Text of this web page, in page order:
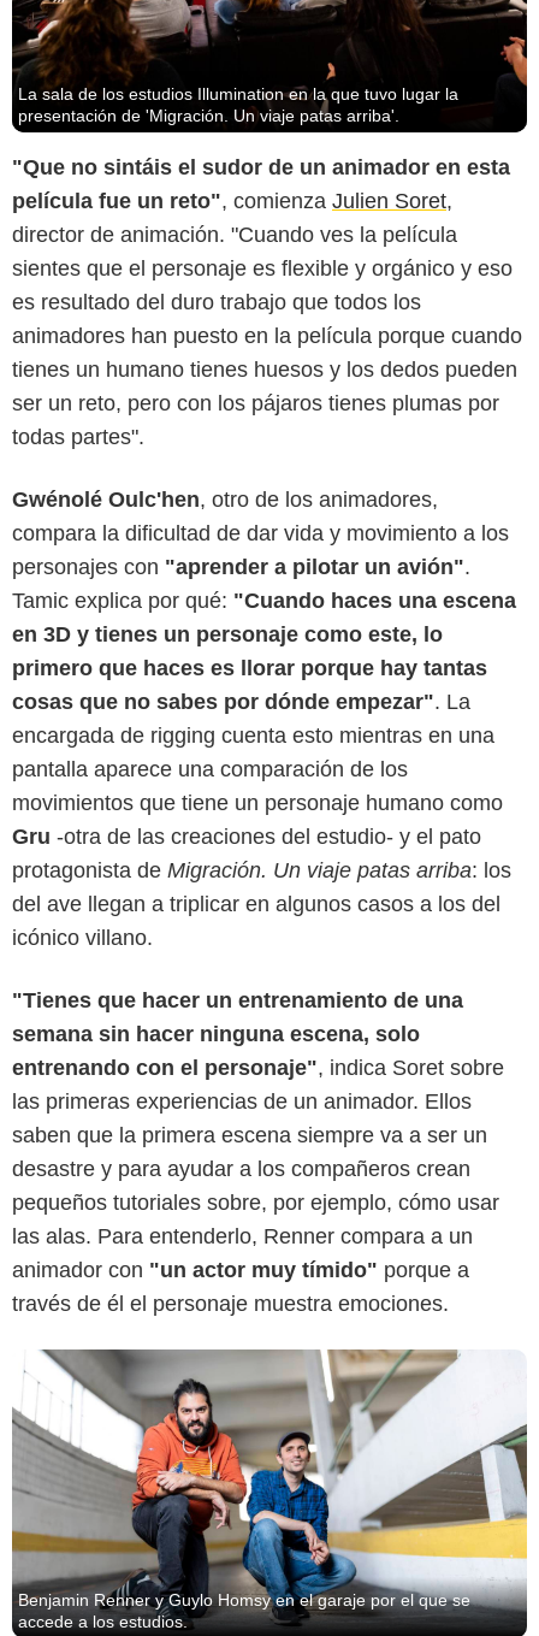
La sala de los estudios Illumination en la que tuvo lugar la
presentación de 'Migración. Un viaje patas arriba'.
"Que no sintáis el sudor de un animador en esta
película fue un reto", comienza Julien Soret,
director de animación. "Cuando ves la película
sientes que el personaje es flexible y orgánico y eso
es resultado del duro trabajo que todos los
animadores han puesto en la película porque cuando
tienes un humano tienes huesos y los dedos pueden
ser un reto, pero con los pájaros tienes plumas por
todas partes".
Gwénolé Oulc'hen, otro de los animadores,
compara la dificultad de dar vida y movimiento a los
personajes con "aprender a pilotar un avión".
Tamic explica por qué: "Cuando haces una escena
en 3D y tienes un personaje como este, lo
primero que haces es llorar porque hay tantas
cosas que no sabes por dónde empezar". La
encargada de rigging cuenta esto mientras en una
pantalla aparece una comparación de los
movimientos que tiene un personaje humano como
Gru -otra de las creaciones del estudio- y el pato
protagonista de Migración. Un viaje patas arriba: los
del ave llegan a triplicar en algunos casos a los del
icónico villano.
"Tienes que hacer un entrenamiento de una
semana sin hacer ninguna escena, solo
entrenando con el personaje", indica Soret sobre
las primeras experiencias de un animador. Ellos
saben que la primera escena siempre va a ser un
desastre y para ayudar a los compañeros crean
pequeños tutoriales sobre, por ejemplo, cómo usar
las alas. Para entenderlo, Renner compara a un
animador con "un actor muy tímido" porque a
través de él el personaje muestra emociones.
Illumination Studios
Benjamin Renner y Guylo Homsy en el garaje por el que se
accede a los estudios.